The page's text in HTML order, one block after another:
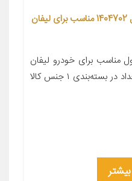
کابل گاز کابل گستران بهمن مدل 1404702 مناسب برای لیفان
برای خودرو لیفان
۶۲۰ ویژگی‌های کابل کابل گاز تعداد در بسته‌بندی ۱ جنس کالا